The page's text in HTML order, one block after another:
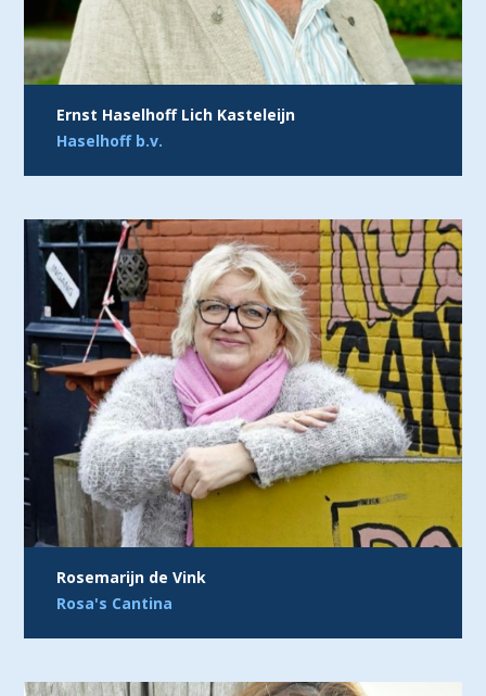
Ernst Haselhoff Lich Kasteleijn
Haselhoff b.v.
Rosemarijn de Vink
Rosa's Cantina